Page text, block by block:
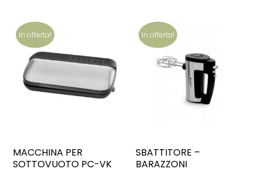
In offerta!
MACCHINA PER
SOTTOVUOTO PC-VK
In offerta!
SBATTITORE –
BARAZZONI